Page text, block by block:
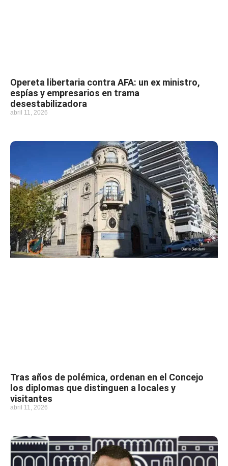
Opereta libertaria contra AFA: un ex ministro,
espías y empresarios en trama
desestabilizadora
abril 11, 2026
Tras años de polémica, ordenan en el Concejo
los diplomas que distinguen a locales y
visitantes
abril 11, 2026